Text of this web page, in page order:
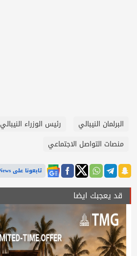
البرلمان النيبالي
رئيس الوزراء النيبالي
منصات التواصل الاجتماعي
تابعونا على Google News
قد يعجبك ايضا